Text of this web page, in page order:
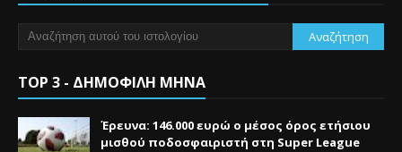
TOP 3 - ΔΗΜΟΦΙΛΗ ΜΗΝΑ
Έρευνα: 146.000 ευρώ ο μέσος όρος ετήσιου
μισθού ποδοσφαιριστή στη Super League